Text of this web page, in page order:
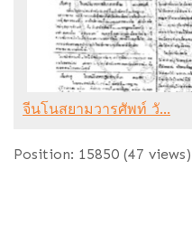
จีนโนสยามวารศัพท์ วั...
Position: 15850 (47 views)